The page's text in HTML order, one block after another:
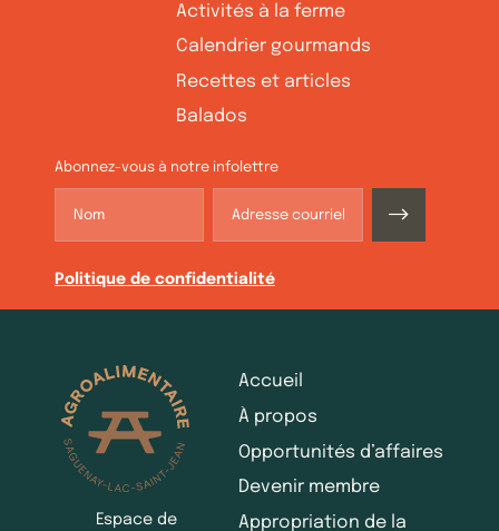
Activités à la ferme
Calendrier gourmands
Recettes et articles
Balados
Abonnez-vous à notre infolettre
Politique de confidentialité
Espace de
Accueil
À propos
Opportunités d’affaires
Devenir membre
Appropriation de la